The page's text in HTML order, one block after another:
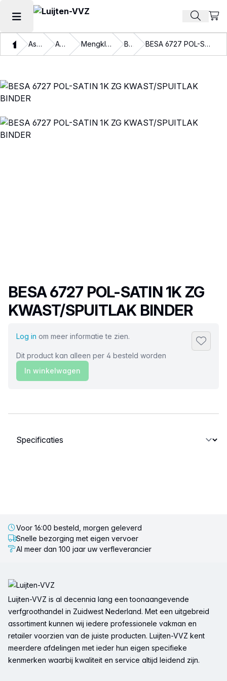
Hoofdmenu openen Zoek
ThuisAssortiment Autolakken Mengkleuren en binders Binders BESA 6727 POL-SATIN 1K ZG KWAST/SPUITLAK BINDER
Productnaam
BESA 6727 POL-SATIN 1K ZG
KWAST/SPUITLAK BINDER
Log in om meer informatie te zien.
Dit product kan alleen per 4 besteld worden
In winkelwagen
Selecteer een tabblad
Voor 16:00 besteld, morgen geleverd
Snelle bezorging met eigen vervoer
Al meer dan 100 jaar uw verfleverancier
Luijten-VVZ is al decennia lang een toonaangevende
verfgroothandel in Zuidwest Nederland. Met een uitgebreid
assortiment kunnen wij iedere professionele vakman en
retailer voorzien van de juiste producten. Luijten-VVZ kent
meerdere afdelingen met ieder hun eigen specifieke
kenmerken waarbij kwaliteit en service altijd leidend zijn.